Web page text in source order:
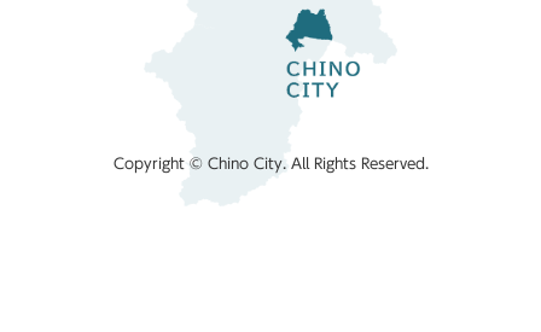
Copyright © Chino City. All Rights Reserved.